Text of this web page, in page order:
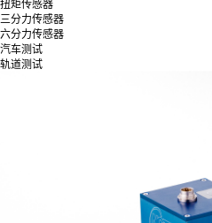
扭矩传感器
三分力传感器
六分力传感器
汽车测试
轨道测试